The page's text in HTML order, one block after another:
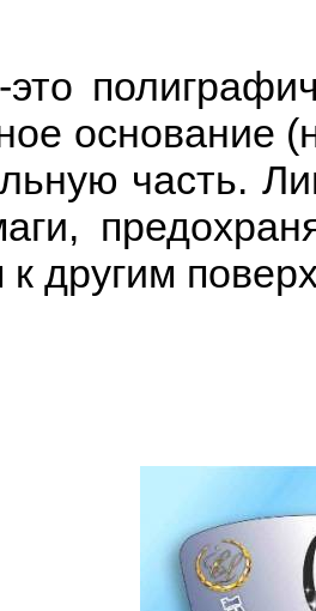
основание
часть.
другим